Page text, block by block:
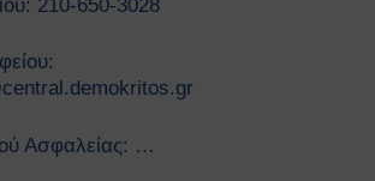
Συνεργάτη
Πρώτες Βοήθειες
210-650-3028
Ασφαλείας: …